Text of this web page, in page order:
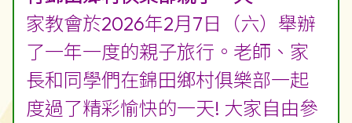
家教會於2026年2月7日（六）舉辦
了一年一度的親子旅行。老師、家
長和同學們在錦田鄉村俱樂部一起
度過了精彩愉快的一天! 大家自由參